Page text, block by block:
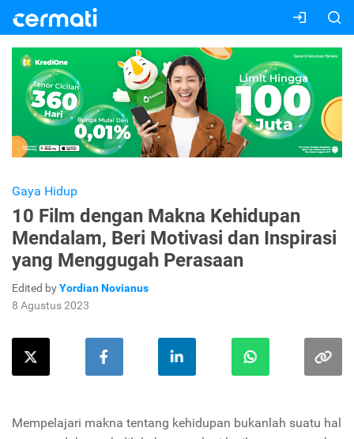
Gaya Hidup
10 Film dengan Makna Kehidupan
Mendalam, Beri Motivasi dan Inspirasi
yang Menggugah Perasaan
Edited byYordian Novianus
8 Agustus 2023
Mempelajari makna tentang kehidupan bukanlah suatu hal